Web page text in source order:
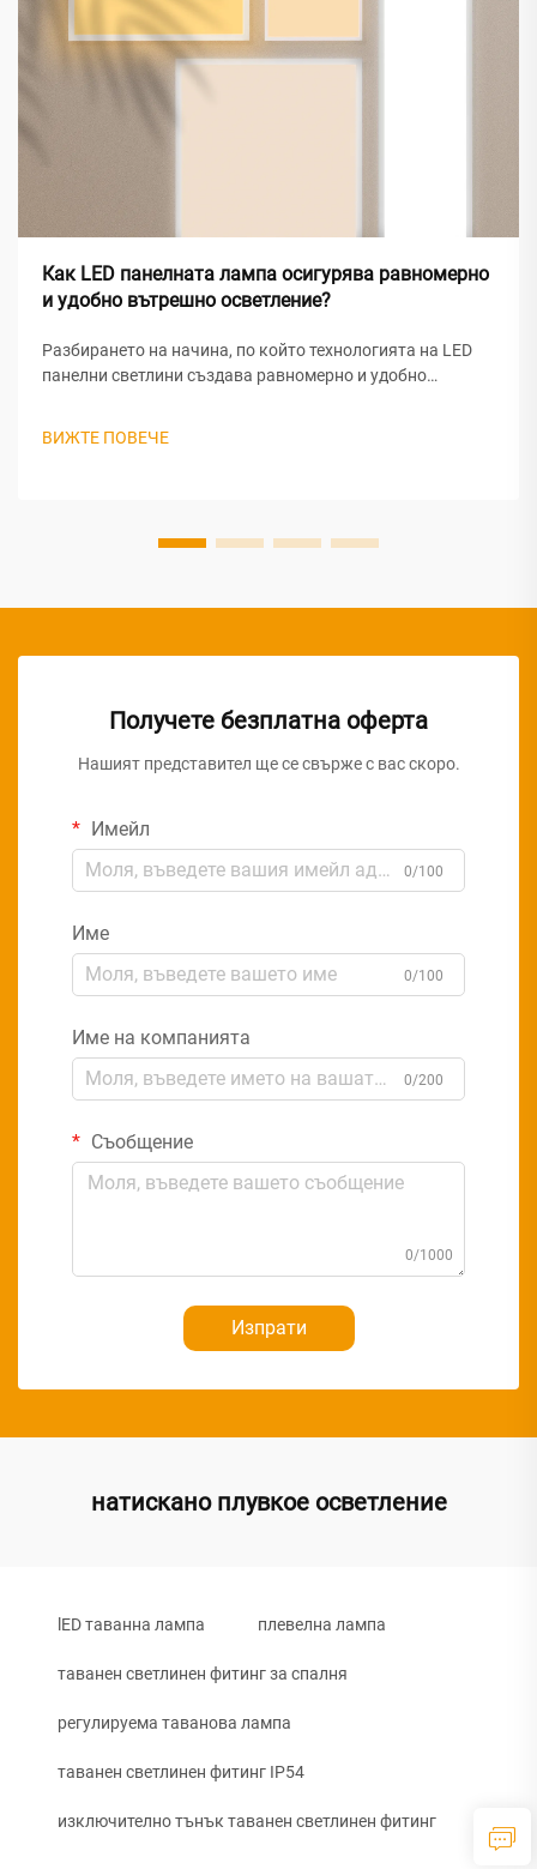
Как LED панелната лампа осигурява равномерно
и удобно вътрешно осветление?
Разбирането на начина, по който технологията на LED
панелни светлини създава равномерно и удобно
ВИЖТЕ ПОВЕЧЕ
Получете безплатна оферта
Нашият представител ще се свърже с вас скоро.
Имейл
0/100
Име
0/100
Име на компанията
0/200
Съобщение
0/1000
Изпрати
натискано плувкое осветление
lED таванна лампа плевелна лампа
таванен светлинен фитинг за спалня
регулируема таванова лампа
таванен светлинен фитинг IP54
изключително тънък таванен светлинен фитинг